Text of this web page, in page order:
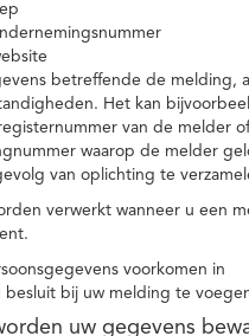
betreffende de melding,
Het kan
van de melder
waarop de melder
van oplichting te
verwerkt wanneer u een
voorkomen in
bij uw melding te
uw gegevens